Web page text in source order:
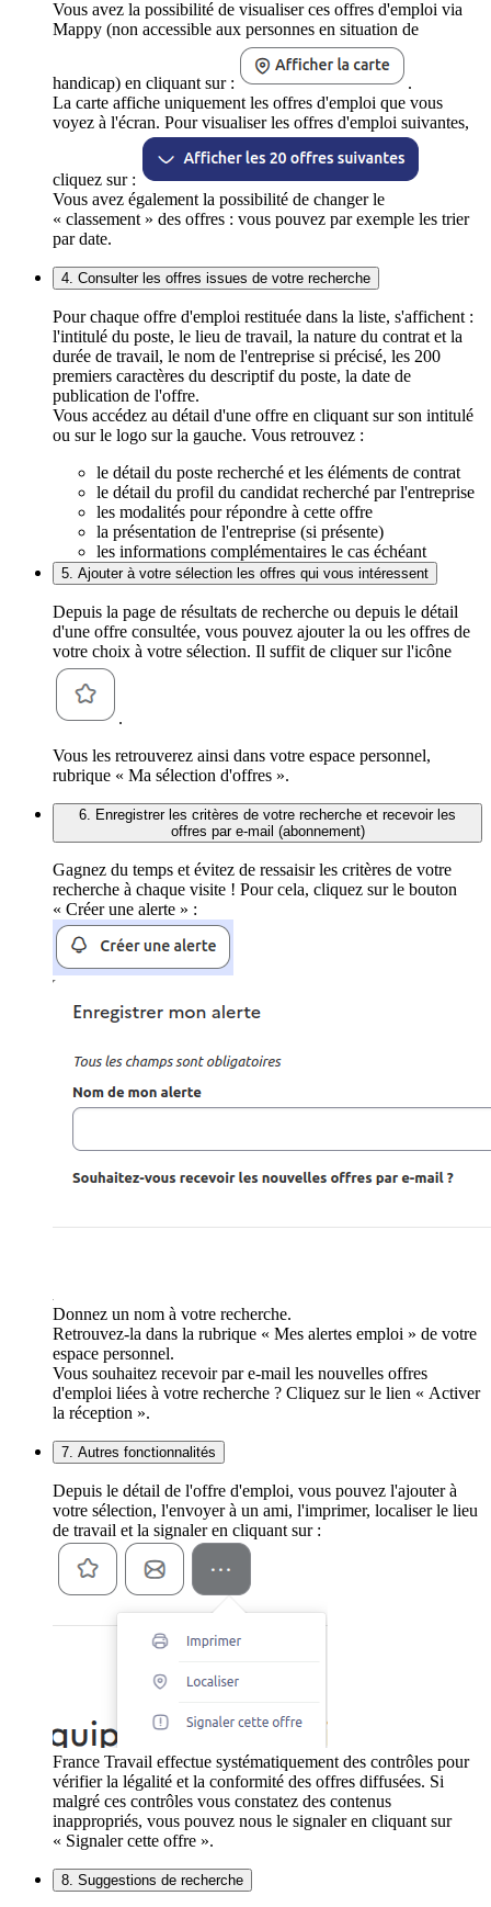
Vous avez la possibilité de visualiser ces offres d'emploi via
Mappy (non accessible aux personnes en situation de
handicap) en cliquant sur :
.
La carte affiche uniquement les offres d'emploi que vous
voyez à l'écran. Pour visualiser les offres d'emploi suivantes,
cliquez sur :
Vous avez également la possibilité de changer le
« classement » des offres : vous pouvez par exemple les trier
par date.
4. Consulter les offres issues de votre recherche
Pour chaque offre d'emploi restituée dans la liste, s'affichent :
l'intitulé du poste, le lieu de travail, la nature du contrat et la
durée de travail, le nom de l'entreprise si précisé, les 200
premiers caractères du descriptif du poste, la date de
publication de l'offre.
Vous accédez au détail d'une offre en cliquant sur son intitulé
ou sur le logo sur la gauche. Vous retrouvez :
le détail du poste recherché et les éléments de contrat
le détail du profil du candidat recherché par l'entreprise
les modalités pour répondre à cette offre
la présentation de l'entreprise (si présente)
les informations complémentaires le cas échéant
5. Ajouter à votre sélection les offres qui vous intéressent
Depuis la page de résultats de recherche ou depuis le détail
d'une offre consultée, vous pouvez ajouter la ou les offres de
votre choix à votre sélection. Il suffit de cliquer sur l'icône
.
Vous les retrouverez ainsi dans votre espace personnel,
rubrique « Ma sélection d'offres ».
6. Enregistrer les critères de votre recherche et recevoir les
offres par e-mail (abonnement)
Gagnez du temps et évitez de ressaisir les critères de votre
recherche à chaque visite ! Pour cela, cliquez sur le bouton
« Créer une alerte » :
Donnez un nom à votre recherche.
Retrouvez-la dans la rubrique « Mes alertes emploi » de votre
espace personnel.
Vous souhaitez recevoir par e-mail les nouvelles offres
d'emploi liées à votre recherche ? Cliquez sur le lien « Activer
la réception ».
7. Autres fonctionnalités
Depuis le détail de l'offre d'emploi, vous pouvez l'ajouter à
votre sélection, l'envoyer à un ami, l'imprimer, localiser le lieu
de travail et la signaler en cliquant sur :
France Travail effectue systématiquement des contrôles pour
vérifier la légalité et la conformité des offres diffusées. Si
malgré ces contrôles vous constatez des contenus
inappropriés, vous pouvez nous le signaler en cliquant sur
« Signaler cette offre ».
8. Suggestions de recherche